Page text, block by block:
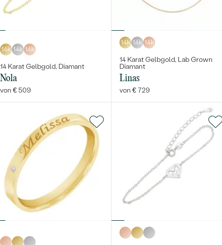
14k 14k 14k
14 Karat Gelbgold, Diamant
Nola
von € 509
14k 14k 14k
14 Karat Gelbgold, Lab Grown
Diamant
Linas
von € 729